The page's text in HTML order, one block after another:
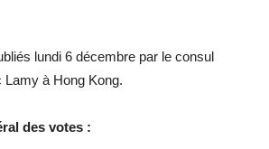
lundi 6 décembre par le consul
Lamy à Hong Kong.
des votes :